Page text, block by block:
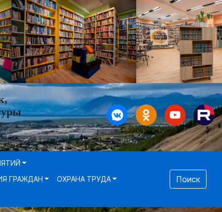
ГРАЖДАН
ОХРАНА ТРУДА
Поиск